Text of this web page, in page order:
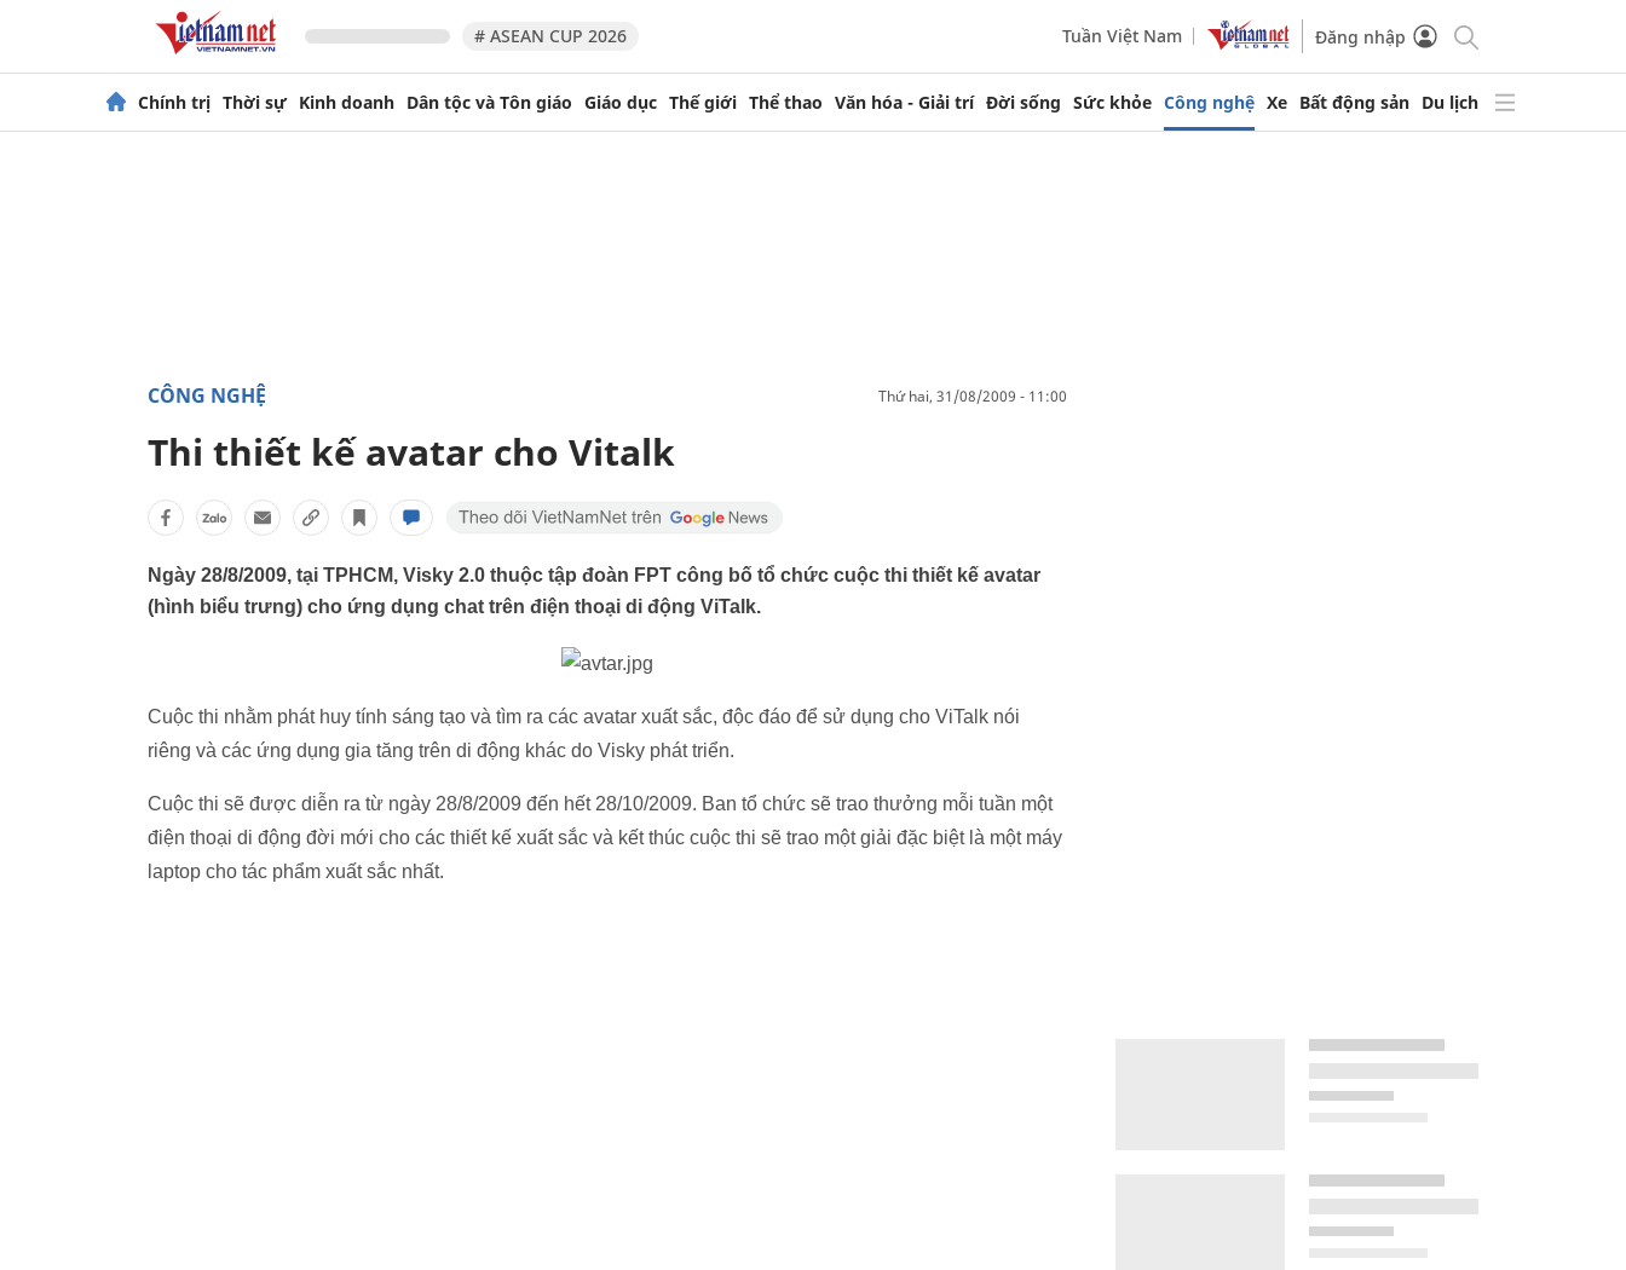
# ASEAN CUP 2026 Tuần Việt Nam Đăng nhập
Chính trị Thời sự Kinh doanh Dân tộc và Tôn giáo Giáo dục Thế giới Thể thao Văn hóa - Giải trí Đời sống Sức khỏe Công nghệ Xe Bất động sản Du lịch
CÔNG NGHỆ thứ hai, 31/08/2009 - 11:00
Thi thiết kế avatar cho Vitalk
Ngày 28/8/2009, tại TPHCM, Visky 2.0 thuộc tập đoàn FPT công bố tổ chức cuộc thi thiết kế avatar
(hình biểu trưng) cho ứng dụng chat trên điện thoại di động ViTalk.
Cuộc thi nhằm phát huy tính sáng tạo và tìm ra các avatar xuất sắc, độc đáo để sử dụng cho ViTalk nói
riêng và các ứng dụng gia tăng trên di động khác do Visky phát triển.
Cuộc thi sẽ được diễn ra từ ngày 28/8/2009 đến hết 28/10/2009. Ban tổ chức sẽ trao thưởng mỗi tuần một
điện thoại di động đời mới cho các thiết kế xuất sắc và kết thúc cuộc thi sẽ trao một giải đặc biệt là một máy
laptop cho tác phẩm xuất sắc nhất.